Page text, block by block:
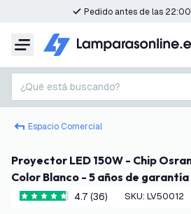
Pedido antes de las 22:00
Menú
¿Qué está buscando?
Espacio Comercial
Proyector LED 150W - Chip Osram - IP65 - 120lm/W -
Color Blanco - 5 años de garantía
4.7 estrellas de puntuación
4.7 (36) SKU: LV50012